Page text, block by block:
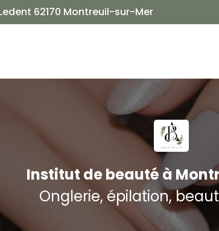
62170 Montreuil-sur-Mer
Institut de beauté à
Onglerie, épilation,